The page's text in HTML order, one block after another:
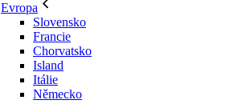
Evropa
Slovensko
Francie
Chorvatsko
Island
Itálie
Německo